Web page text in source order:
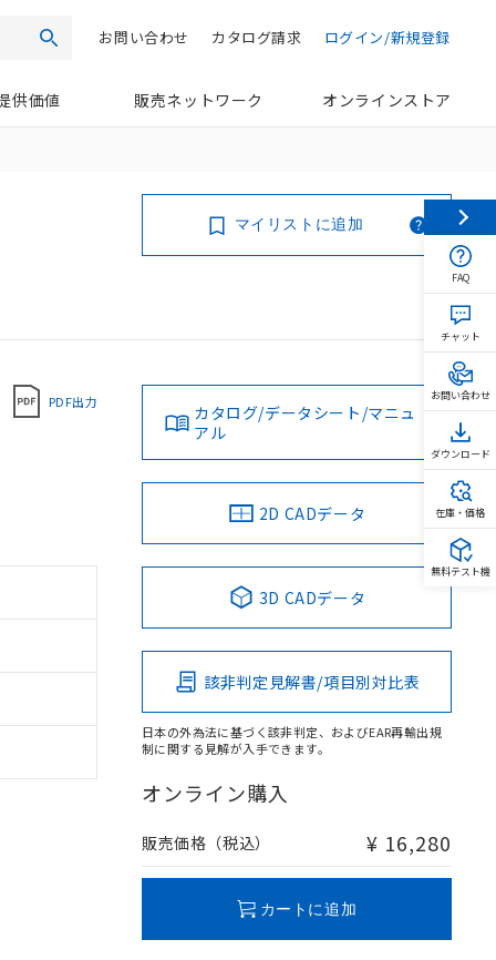
検索 ログイン/新規登録
カタログ請求
お問い合わせ
供価値 販売ネットワーク オンラインストア
マイリストに追加
PDF出力
カタログ/データシート/マニュ
アル
2D CADデータ
3D CADデータ
該非判定見解書/項目別対比表
日本の外為法に基づく該非判定、およびEAR再輸出規
制に関する見解が入手できます。
オンライン購入
販売価格（税込） ¥ 16,280
カートに追加
FAQ
チャット
お問い合わせ
ダウンロード
在庫・価格
無料テスト機